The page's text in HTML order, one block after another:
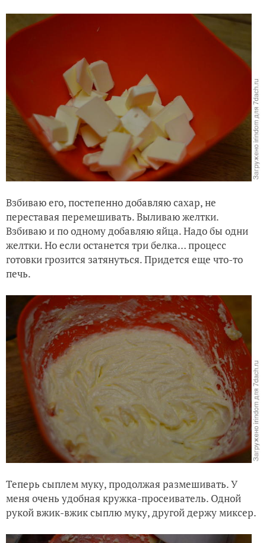
Взбиваю его, постепенно добавляю сахар, не
переставая перемешивать. Выливаю желтки.
Взбиваю и по одному добавляю яйца. Надо бы одни
желтки. Но если останется три белка… процесс
готовки грозится затянуться. Придется еще что-то
печь.
Теперь сыплем муку, продолжая размешивать. У
меня очень удобная кружка-просеиватель. Одной
рукой вжик-вжик сыплю муку, другой держу миксер.